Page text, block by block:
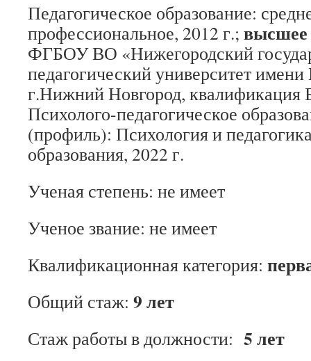
Педагогическое образование:
профессиональное, 2012 г.; высшее
ФГБОУ ВО «Нижегородский
педагогический университет
г.Нижний Новгород, квалификация
Психолого-педагогическое
(профиль): Психология и
образования, 2022 г.
Ученая степень: не имеет
Ученое звание: не имеет
Квалификационная категория:
Общий стаж: 9 лет
Стаж работы в должности: 5 лет